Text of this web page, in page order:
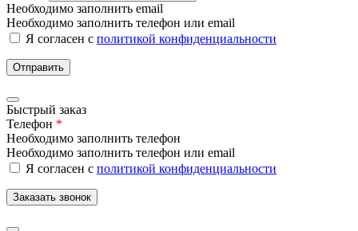
Необходимо заполнить email
Необходимо заполнить телефон или email
Я согласен с политикой конфиденциальности
Отправить
Быстрый заказ
Телефон *
Необходимо заполнить телефон
Необходимо заполнить телефон или email
Я согласен с политикой конфиденциальности
Заказать звонок